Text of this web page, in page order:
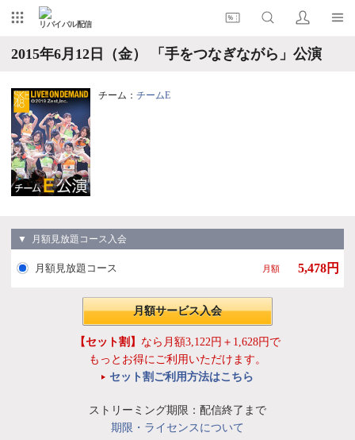
リバイバル配信
2015年6月12日（金） 「手をつなぎながら」公演
チーム： チームE
▼ 月額見放題コース入会
月額見放題コース 月額 5,478円
月額サービス入会
【セット割】 なら月額3,122円＋1,628円で
もっとお得にご利用いただけます。
セット割ご利用方法はこちら
ストリーミング期限：配信終了まで
期限・ライセンスについて